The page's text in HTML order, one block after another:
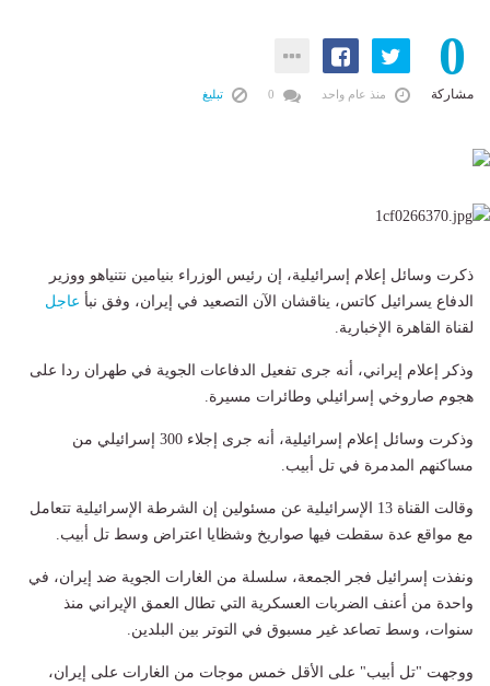
0
مشاركة منذ عام واحد تبليغ
ذكرت وسائل إعلام إسرائيلية، إن رئيس الوزراء بنيامين نتنياهو ووزير
الدفاع يسرائيل كاتس، يناقشان الآن التصعيد في إيران، وفق نبأ عاجل
لقناة القاهرة الإخبارية.
وذكر إعلام إيراني، أنه جرى تفعيل الدفاعات الجوية في طهران ردا على
هجوم صاروخي إسرائيلي وطائرات مسيرة.
وذكرت وسائل إعلام إسرائيلية، أنه جرى إجلاء 300 إسرائيلي من
مساكنهم المدمرة في تل أبيب.
وقالت القناة 13 الإسرائيلية عن مسئولين إن الشرطة الإسرائيلية تتعامل
مع مواقع عدة سقطت فيها صواريخ وشظايا اعتراض وسط تل أبيب.
ونفذت إسرائيل فجر الجمعة، سلسلة من الغارات الجوية ضد إيران، في
واحدة من أعنف الضربات العسكرية التي تطال العمق الإيراني منذ
سنوات، وسط تصاعد غير مسبوق في التوتر بين البلدين.
ووجهت "تل أبيب" على الأقل خمس موجات من الغارات على إيران،